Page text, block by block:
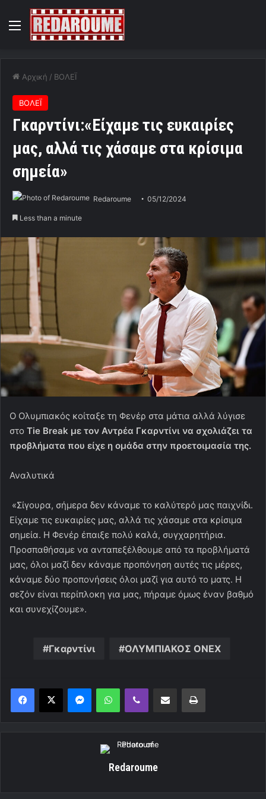
Menu
Αρχική / ΒΟΛΕΪ
ΒΟΛΕΪ
Γκαρντίνι:«Είχαμε τις ευκαιρίες
μας, αλλά τις χάσαμε στα κρίσιμα
σημεία»
Redaroume 05/12/2024
Less than a minute
O Ολυμπιακός κοίταξε τη Φενέρ στα μάτια αλλά λύγισε
στο Tie Break με τον Αντρέα Γκαρντίνι να σχολιάζει τα
προβλήματα που είχε η ομάδα στην προετοιμασία της.
Αναλυτικά
«Σίγουρα, σήμερα δεν κάναμε το καλύτερό μας παιχνίδι.
Είχαμε τις ευκαιρίες μας, αλλά τις χάσαμε στα κρίσιμα
σημεία. Η Φενέρ έπαιξε πολύ καλά, συγχαρητήρια.
Προσπαθήσαμε να ανταπεξέλθουμε από τα προβλήματά
μας, όλοι μαζί δεν κάναμε προπόνηση αυτές τις μέρες,
κάναμε δύο προπονήσεις όλοι μαζί για αυτό το ματς. Η
σεζόν είναι περίπλοκη για μας, πήραμε όμως έναν βαθμό
και συνεχίζουμε».
Γκαρντίνι ΟΛΥΜΠΙΑΚΟΣ ΟΝΕΧ
MessengerWhatsAppViber Κοινοποίηση μέσω ηλεκτρονικού ταχυδρομείουΕκτύπωση
Redaroume